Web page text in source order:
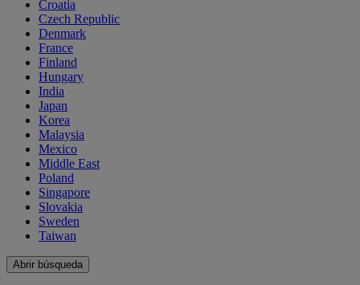
Croatia
Czech Republic
Denmark
France
Finland
Hungary
India
Japan
Korea
Malaysia
Mexico
Middle East
Poland
Singapore
Slovakia
Sweden
Taiwan
Abrir búsqueda